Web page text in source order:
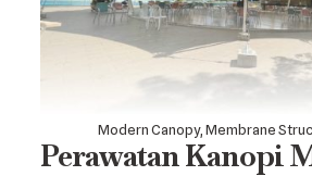
Modern Canopy, Membrane
Perawatan Kanopi